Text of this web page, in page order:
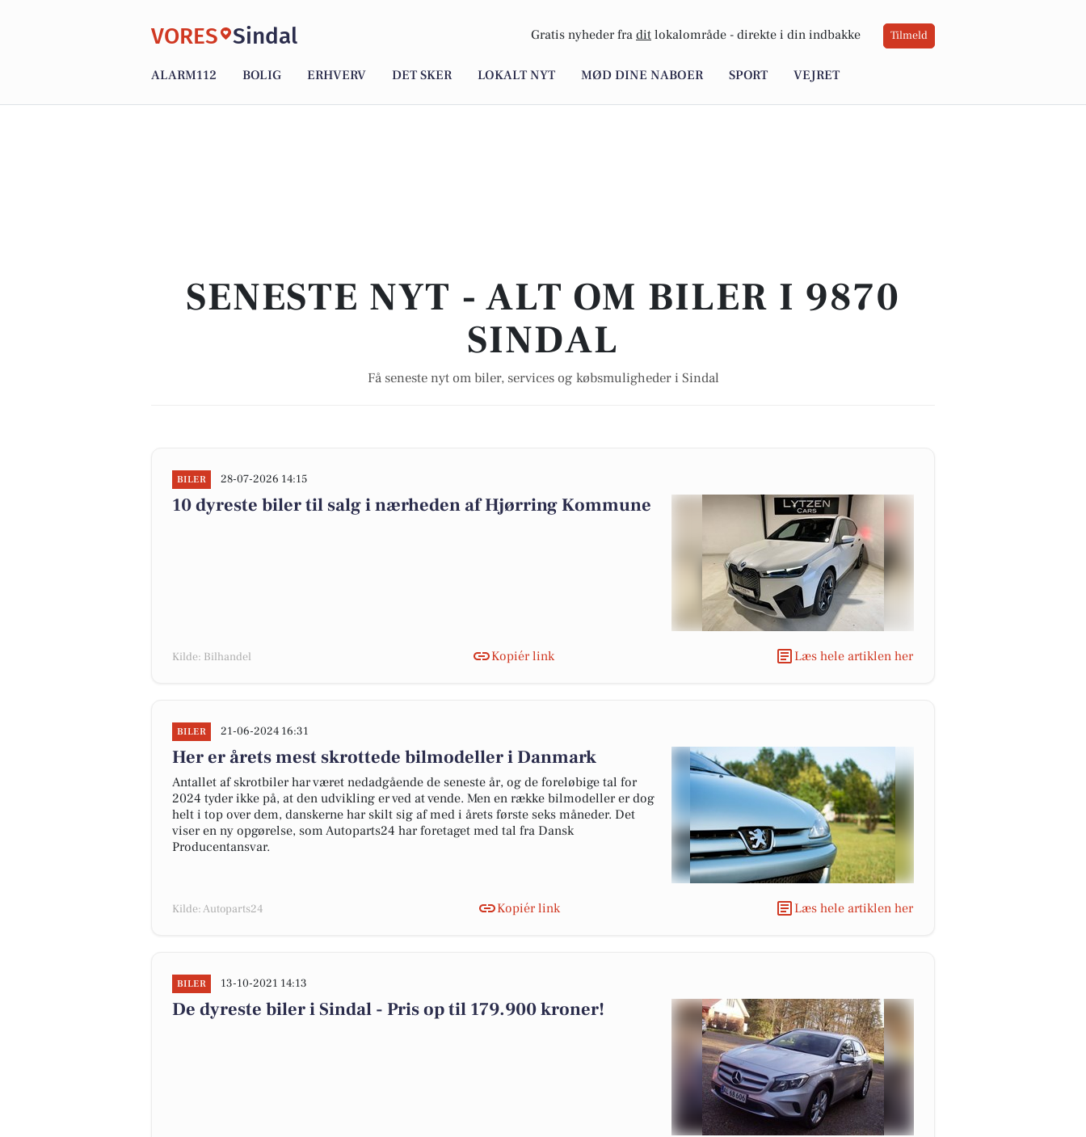
VORES Sindal Gratis nyheder fra dit lokalområde - direkte i din indbakke Tilmeld
ALARM112 BOLIG ERHVERV DET SKER LOKALT NYT MØD DINE NABOER SPORT VEJRET
SENESTE NYT - ALT OM BILER I 9870
SINDAL
Få seneste nyt om biler, services og købsmuligheder i Sindal
BILER 28-07-2026 14:15
10 dyreste biler til salg i nærheden af Hjørring Kommune
Kilde: Bilhandel Kopiér link Læs hele artiklen her
BILER 21-06-2024 16:31
Her er årets mest skrottede bilmodeller i Danmark
Antallet af skrotbiler har været nedadgående de seneste år, og de foreløbige tal for
2024 tyder ikke på, at den udvikling er ved at vende. Men en række bilmodeller er dog
helt i top over dem, danskerne har skilt sig af med i årets første seks måneder. Det
viser en ny opgørelse, som Autoparts24 har foretaget med tal fra Dansk
Producentansvar.
Kilde: Autoparts24 Kopiér link Læs hele artiklen her
BILER 13-10-2021 14:13
De dyreste biler i Sindal - Pris op til 179.900 kroner!